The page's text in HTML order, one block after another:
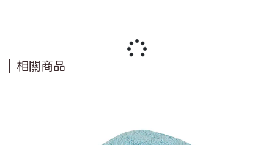
相關商品